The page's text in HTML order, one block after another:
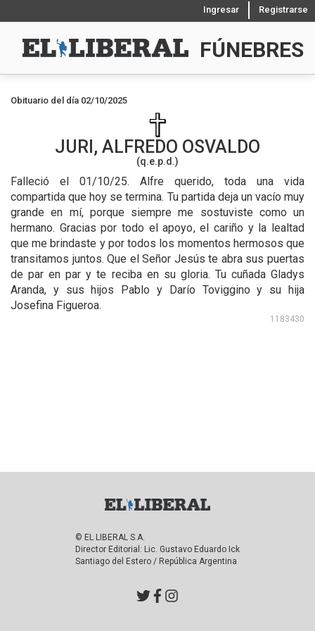
Ingresar Registrarse
FÚNEBRES
Obituario del día 02/10/2025
JURI, ALFREDO OSVALDO
(q.e.p.d.)
Falleció el 01/10/25. Alfre querido, toda una vida
compartida que hoy se termina. Tu partida deja un vacío muy
grande en mí, porque siempre me sostuviste como un
hermano. Gracias por todo el apoyo, el cariño y la lealtad
que me brindaste y por todos los momentos hermosos que
transitamos juntos. Que el Señor Jesús te abra sus puertas
de par en par y te reciba en su gloria. Tu cuñada Gladys
Aranda, y sus hijos Pablo y Darío Toviggino y su hija
Josefina Figueroa.
1183430
© EL LIBERAL S.A.
Director Editorial: Lic. Gustavo Eduardo Ick
Santiago del Estero / República Argentina